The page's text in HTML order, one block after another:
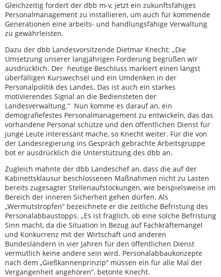
Gleichzeitig fordert der dbb m-v, jetzt ein zukunftsfähiges
Personalmanagement zu installieren, um auch für kommende
Generationen eine arbeits- und handlungsfähige Verwaltung
zu gewährleisten.
Dazu der dbb Landesvorsitzende Dietmar Knecht: „Die
Umsetzung unserer langjährigen Forderung begrüßen wir
ausdrücklich. Der heutige Beschluss markiert einen längst
überfälligen Kurswechsel und ein Umdenken in der
Personalpolitik des Landes. Das ist auch ein starkes
motivierendes Signal an die Bediensteten der
Landesverwaltung.“ Nun komme es darauf an, ein
demografiefestes Personalmanagement zu entwickeln, das das
vorhandene Personal schütze und den öffentlichen Dienst für
junge Leute interessant mache, so Knecht weiter. Für die von
der Landesregierung ins Gespräch gebrachte Arbeitsgruppe
bot er ausdrücklich die Unterstützung des dbb an.
Zugleich mahnte der dbb Landeschef an, dass die auf der
Kabinettsklausur beschlossenen Maßnahmen nicht zu Lasten
bereits zugesagter Stellenaufstockungen, wie beispielsweise im
Bereich der inneren Sicherheit gehen dürfen. Als
„Wermutstropfen“ bezeichnete er die zeitliche Befristung des
Personalabbaustopps. „Es ist fraglich, ob eine solche Befristung
Sinn macht, da die Situation in Bezug auf Fachkräftemangel
und Konkurrenz mit der Wirtschaft und anderen
Bundesländern in vier Jahren für den öffentlichen Dienst
vermutlich keine andere sein wird. Personalabbaukonzepte
nach dem „Gießkannenprinzip“ müssen ein für alle Mal der
Vergangenheit angehören“, betonte Knecht.